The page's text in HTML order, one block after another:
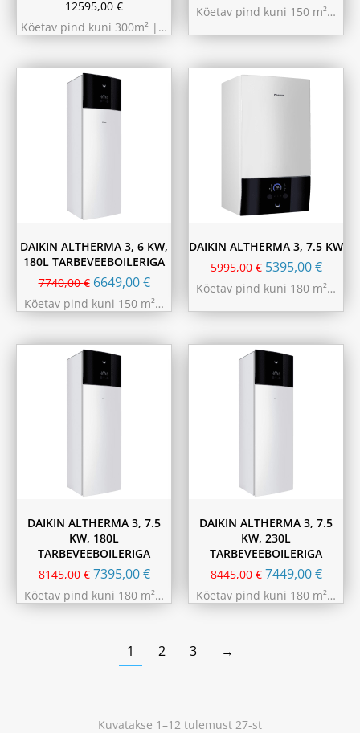
12595,00 €
Köetav pind kuni 300m² |…
Köetav pind kuni 150 m²…
DAIKIN ALTHERMA 3, 6 KW,
180L TARBEVEEBOILERIGA
7740,00€ 6649,00€
Köetav pind kuni 150 m²…
DAIKIN ALTHERMA 3, 7.5 KW
5995,00€ 5395,00€
Köetav pind kuni 180 m²…
DAIKIN ALTHERMA 3, 7.5
KW, 180L
TARBEVEEBOILERIGA
8145,00€ 7395,00€
Köetav pind kuni 180 m²…
DAIKIN ALTHERMA 3, 7.5
KW, 230L
TARBEVEEBOILERIGA
8445,00€ 7449,00€
Köetav pind kuni 180 m²…
1 2 3 →
Kuvatakse 1–12 tulemust 27-st